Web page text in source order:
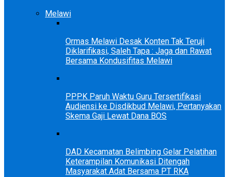
Melawi
Ormas Melawi Desak Konten Tak Teruji
Diklarifikasi, Saleh Tapa : Jaga dan Rawat
Bersama Kondusifitas Melawi
PPPK Paruh Waktu Guru Tersertifikasi
Audiensi ke Disdikbud Melawi, Pertanyakan
Skema Gaji Lewat Dana BOS
DAD Kecamatan Belimbing Gelar Pelatihan
Keterampilan Komunikasi Ditengah
Masyarakat Adat Bersama PT RKA